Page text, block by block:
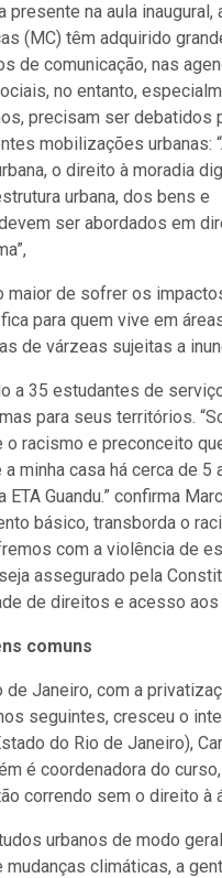
presente na aula inaugural,
(MC) têm adquirido
de comunicação, nas
no entanto,
precisam ser debatidos
mobilizações urbanas:
o direito à moradia
urbana, dos bens e
ser abordados em
maior de sofrer os
para quem vive em
de várzeas sujeitas a
a 35 estudantes de
para seus territórios.
o racismo e preconceito
minha casa há cerca de
ETA Guandu.” confirma
básico, transborda o
com a violência de
assegurado pela
de direitos e acesso
comuns
de Janeiro, com a
seguintes, cresceu o
do Rio de Janeiro),
é coordenadora do
correndo sem o direito à
urbanos de modo
climáticas, a